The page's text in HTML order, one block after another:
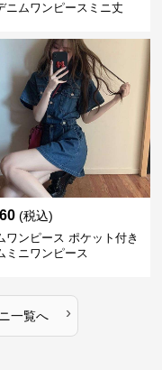
ニムワンピースミニ丈
(税込)
ワンピース ポケット付き
ミニワンピース
一覧へ ›